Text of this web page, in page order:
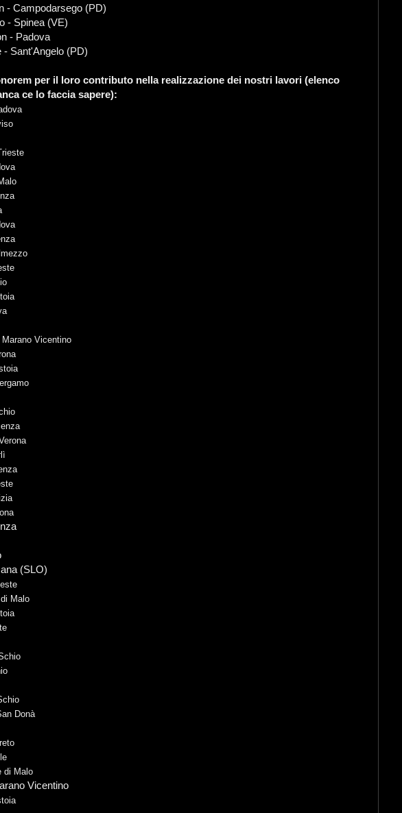
- Campodarsego (PD)
- Spinea (VE)
- Padova
- Sant'Angelo (PD)
per il loro contributo nella realizzazione dei nostri lavori (elenco
ce lo faccia sapere):
Vicentino
(SLO)
Malo
Donà
di Malo
Vicentino